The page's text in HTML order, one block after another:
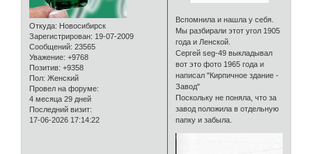
Откуда: Новосибирск
Зарегистрирован: 19-07-2009
Сообщений: 23565
Уважение: +9768
Позитив: +9358
Пол: Женский
Провел на форуме:
4 месяца 29 дней
Последний визит:
17-06-2026 17:14:22
Вспомнила и нашла у себя.
Мы разбирали этот угол 1905
года и Ленской.
Сергей seg-49 выкладывал
вот это фото 1965 года и
написал "Кирпичное здание -
Завод"
Поскольку не поняла, что за
завод положила в отдельную
папку и забыла.